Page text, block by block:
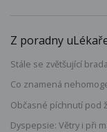
Z poradny
Stále se zvětšující
Co znamená
Občasné píchnutí pod
Dyspepsie: Větry i při